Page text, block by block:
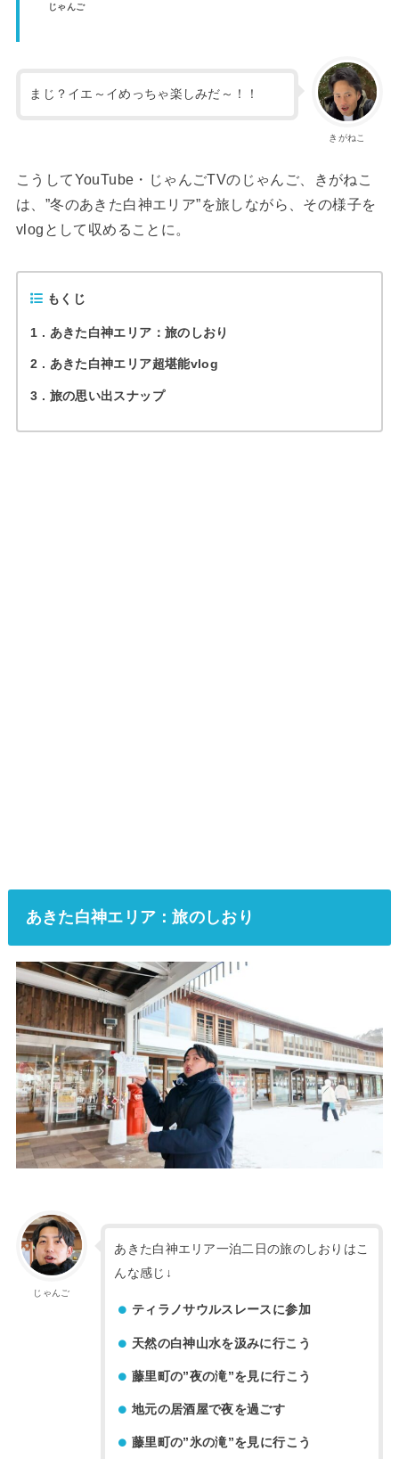
じゃんご
きがねこ
まじ？イエ～イめっちゃ楽しみだ～！！
こうしてYouTube・じゃんごTVのじゃんご、きがねこ
は、”冬のあきた白神エリア”を旅しながら、その様子を
vlogとして収めることに。
もくじ
1 あきた白神エリア：旅のしおり
2 あきた白神エリア超堪能vlog
3 旅の思い出スナップ
あきた白神エリア：旅のしおり
じゃんご
あきた白神エリア一泊二日の旅のしおりはこ
んな感じ↓
ティラノサウルスレースに参加
天然の白神山水を汲みに行こう
藤里町の”夜の滝”を見に行こう
地元の居酒屋で夜を過ごす
藤里町の”氷の滝”を見に行こう